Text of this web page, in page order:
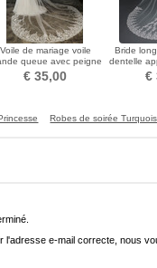
Voile de mariage voile
queue avec peigne
voile applique en
dentelle
€ 35,00
Bride
dentelle
de €
Robes de soirée
e-mail correcte, nous